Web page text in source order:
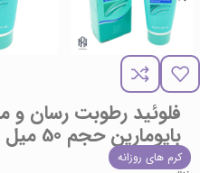
فلوئید رطوبت رسان و
بایومارین حجم 50 میل
کرم های روزانه